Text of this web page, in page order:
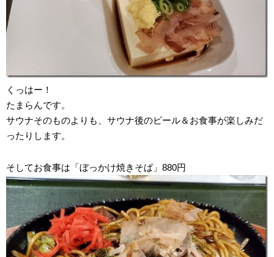
くっはー！
たまらんです。
サウナそのものよりも、サウナ後のビール＆お食事が楽しみだ
ったりします。
そしてお食事は「ぼっかけ焼きそば」880円